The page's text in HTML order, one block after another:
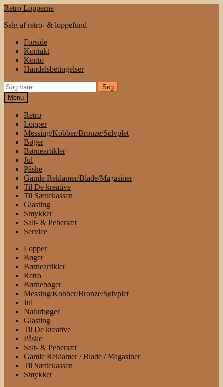
Spring
navigation
Spring
indhold
Retro Lopperne
Salg af retro- & loppefund
Forside
Kontakt
Konto
Handelsbetingelser
Søg
efter:
Søg
Menu
Retro
Lopper
Messing/Kobber/Bronze/Sølvplet
Bøger
Børneartikler
Jul
Påske
Gamle Reklamer/Blade/Magasiner
Til De kreative
Til Sættekassen
Glasting
Smykker
Salt- & Pebersæt
Service
Lopper
Bøger
Børneartikler
Retro
Børnebøger
Messing/Kobber/Bronze/Sølvplet
Jul
Naturbøger
Glasting
Til De kreative
Påske
Salt- & Pebersæt
Gamle Reklamer / Blade / Magasiner
Til Sættekassen
Smykker